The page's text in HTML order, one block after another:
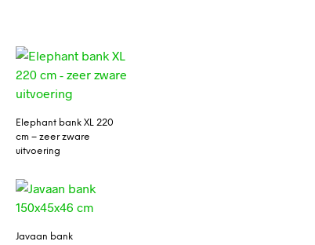
Elephant bank XL 220
cm – zeer zware
uitvoering
Javaan bank